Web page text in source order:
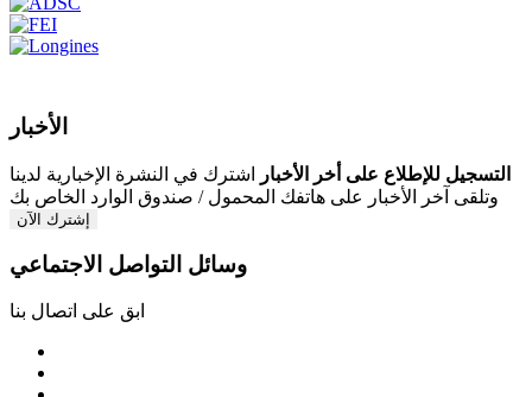
الأخبار
التسجيل للإطلاع على أخر الأخبار
اشترك في النشرة الإخبارية لدينا
وتلقى آخر الأخبار على هاتفك المحمول / صندوق الوارد الخاص بك
إشترك الآن
وسائل التواصل الاجتماعي
ابق على اتصال بنا